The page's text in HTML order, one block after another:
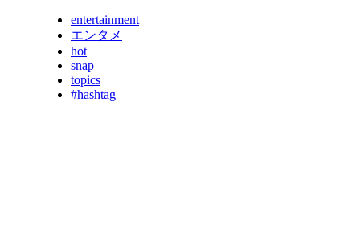
entertainment
エンタメ
hot
snap
topics
#hashtag